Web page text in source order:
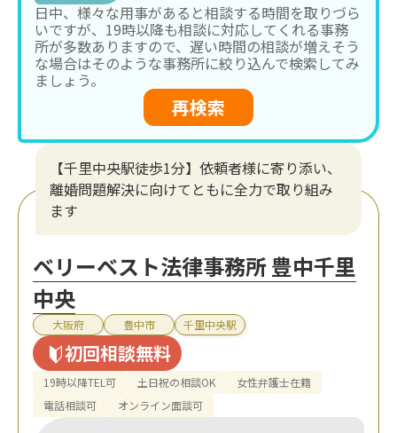
日中、様々な用事があると相談する時間を取りづら
いですが、19時以降も相談に対応してくれる事務
所が多数ありますので、遅い時間の相談が増えそう
な場合はそのような事務所に絞り込んで検索してみ
ましょう。
再検索
【千里中央駅徒歩1分】依頼者様に寄り添い、
離婚問題解決に向けてともに全力で取り組み
ます
ベリーベスト法律事務所 豊中千里
中央
大阪府 豊中市 千里中央駅
初回相談無料
19時以降TEL可 土日祝の相談OK
女性弁護士在籍
電話相談可
オンライン面談可